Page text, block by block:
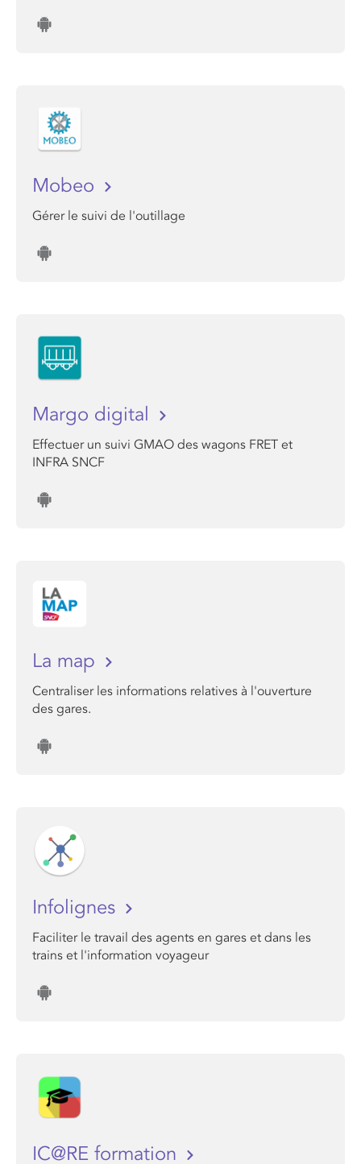
Mobeo
Gérer le suivi de l'outillage
Margo digital
Effectuer un suivi GMAO des wagons FRET et
INFRA SNCF
La map
Centraliser les informations relatives à l'ouverture
des gares.
Infolignes
Faciliter le travail des agents en gares et dans les
trains et l'information voyageur
IC@RE formation